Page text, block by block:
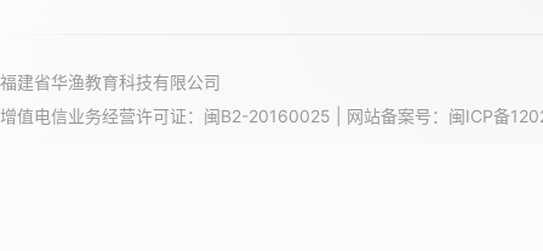
23
福建省华渔教育科技有限公司
增值电信业务经营许可证：闽B2-20160025 | 网站备案号： 闽ICP备